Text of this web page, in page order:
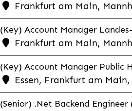
Frankfurt am Main,
(Key) Account Manager
Frankfurt am Main,
(Key) Account Manager Public
Essen, Frankfurt am
(Senior) .Net Backend Engineer